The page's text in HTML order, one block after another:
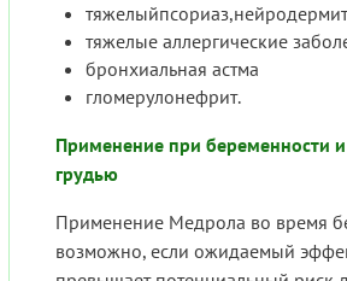
тяжелыйпсориаз,нейродермит
тяжелые аллергические
бронхиальная астма
гломерулонефрит.
Применение при беременности
грудью
Применение Медрола во время
возможно, если ожидаемый